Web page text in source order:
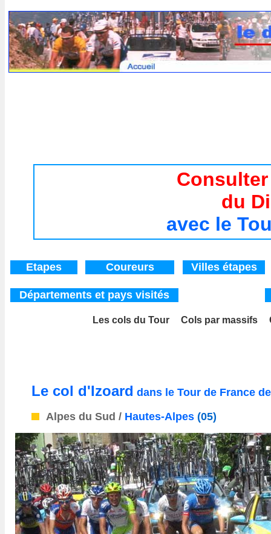
du
avec le
Etapes Coureurs Villes étapes
Départements et pays visités
Les cols du Tour_ Cols par massifs_
Le col d'Izoard dans le Tour de France
Alpes du Sud / Hautes-Alpes (05)